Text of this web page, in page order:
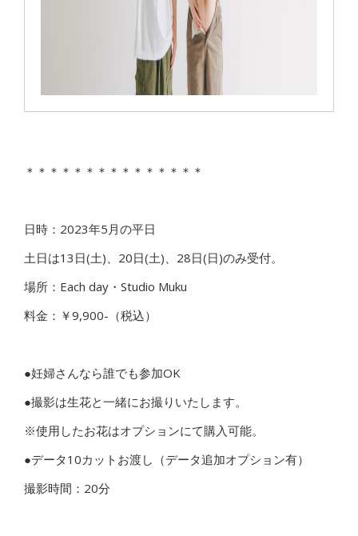
＊＊＊＊＊＊＊＊＊＊＊＊＊＊＊
日時：2023年5月の平日
土日は13日(土)、20日(土)、28日(日)のみ受付。
場所：Each day・Studio Muku
料金：￥9,900-（税込）
●妊婦さんなら誰でも参加OK
●撮影は生花と一緒にお撮りいたします。
※使用したお花はオプションにて購入可能。
●データ10カットお渡し（データ追加オプション有）
撮影時間：20分